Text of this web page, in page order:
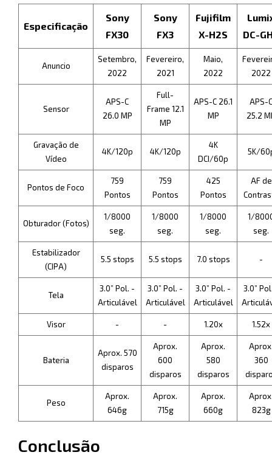
Especificação
Sony
FX30
Sony
FX3
Fujifilm
X-H2S
DC-
Anuncio
Setembro,
2022
Fevereiro,
2021
Maio,
2022
2022
Sensor
APS-C
26.0 MP
Full-
Frame 12.1
MP
APS-C 26.1
MP
APS-C
25.2
Gravação de
Vídeo
4K/120p 4K/120p
4K
DCI/60p
5K/
Pontos de Foco
759
Pontos
759
Pontos
425
Pontos
AF de
Obturador (Fotos)
1/8000
seg.
1/8000
seg.
1/8000
seg.
1/
seg.
Estabilizador
(CIPA)
5.5 stops 5.5 stops 7.0 stops -
Tela
3.0” Pol. -
Articulável
3.0” Pol. -
Articulável
3.0” Pol. -
Articulável
3.0”
Visor - - 1.20x 1.52x
Bateria
Aprox. 570
disparos
Aprox.
600
disparos
Aprox.
580
disparos
360
Peso
Aprox.
646g
Aprox.
715g
Aprox.
660g
823g
Conclusão